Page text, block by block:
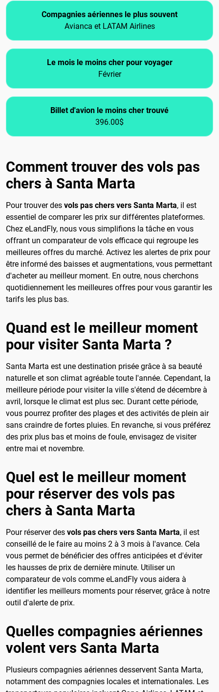
Compagnies aériennes le plus souvent
Avianca et LATAM Airlines
Le mois le moins cher pour voyager
Février
Billet d'avion le moins cher trouvé
396.00$
Comment trouver des vols pas
chers à Santa Marta
Pour trouver des vols pas chers vers Santa Marta, il est
essentiel de comparer les prix sur différentes plateformes.
Chez eLandFly, nous vous simplifions la tâche en vous
offrant un comparateur de vols efficace qui regroupe les
meilleures offres du marché. Activez les alertes de prix pour
être informé des baisses et augmentations, vous permettant
d'acheter au meilleur moment. En outre, nous cherchons
quotidiennement les meilleures offres pour vous garantir les
tarifs les plus bas.
Quand est le meilleur moment
pour visiter Santa Marta ?
Santa Marta est une destination prisée grâce à sa beauté
naturelle et son climat agréable toute l'année. Cependant, la
meilleure période pour visiter la ville s'étend de décembre à
avril, lorsque le climat est plus sec. Durant cette période,
vous pourrez profiter des plages et des activités de plein air
sans craindre de fortes pluies. En revanche, si vous préférez
des prix plus bas et moins de foule, envisagez de visiter
entre mai et novembre.
Quel est le meilleur moment
pour réserver des vols pas
chers à Santa Marta
Pour réserver des vols pas chers vers Santa Marta, il est
conseillé de le faire au moins 2 à 3 mois à l'avance. Cela
vous permet de bénéficier des offres anticipées et d'éviter
les hausses de prix de dernière minute. Utiliser un
comparateur de vols comme eLandFly vous aidera à
identifier les meilleurs moments pour réserver, grâce à notre
outil d'alerte de prix.
Quelles compagnies aériennes
volent vers Santa Marta
Plusieurs compagnies aériennes desservent Santa Marta,
notamment des compagnies locales et internationales. Les